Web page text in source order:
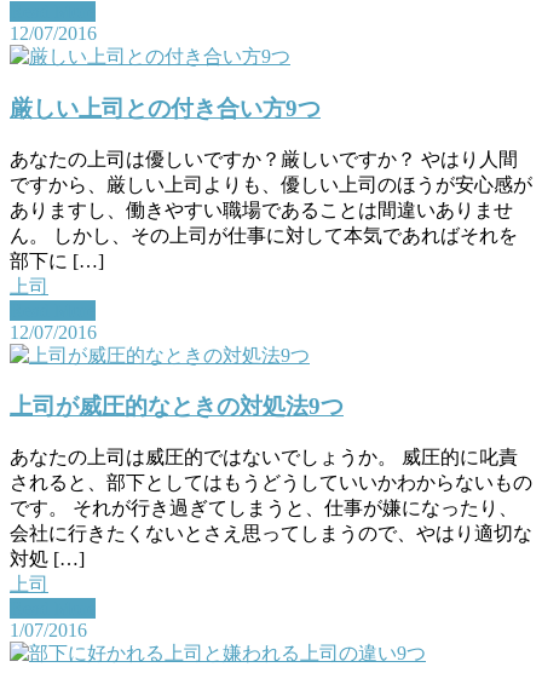
12/07/2016
厳しい上司との付き合い方9つ
あなたの上司は優しいですか？厳しいですか？ やはり人間
ですから、厳しい上司よりも、優しい上司のほうが安心感が
ありますし、働きやすい職場であることは間違いありませ
ん。 しかし、その上司が仕事に対して本気であればそれを
部下に […]
上司
12/07/2016
上司が威圧的なときの対処法9つ
あなたの上司は威圧的ではないでしょうか。 威圧的に叱責
されると、部下としてはもうどうしていいかわからないもの
です。 それが行き過ぎてしまうと、仕事が嫌になったり、
会社に行きたくないとさえ思ってしまうので、やはり適切な
対処 […]
上司
1/07/2016